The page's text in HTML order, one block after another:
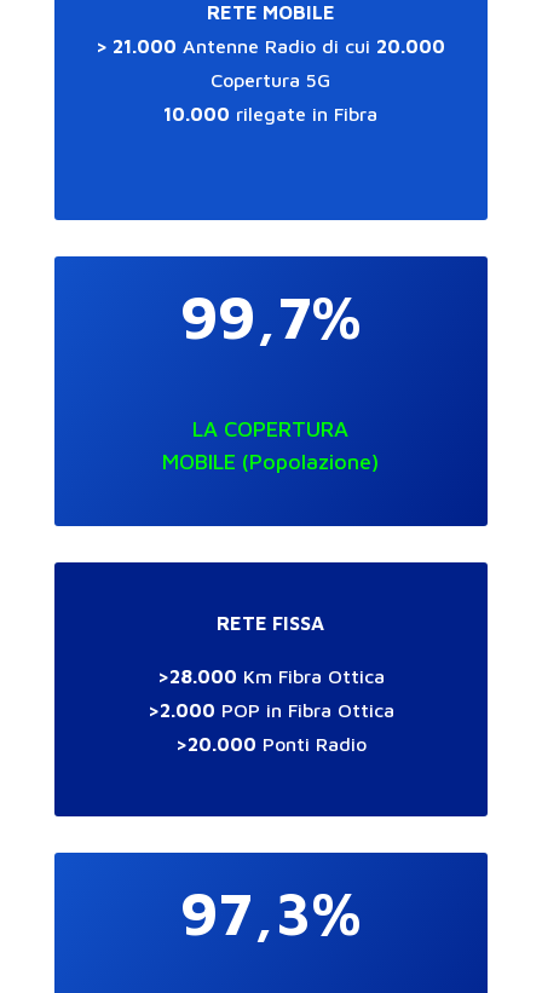
RETE MOBILE
> 21.000 Antenne Radio di cui 20.000
Copertura 5G
10.000 rilegate in Fibra
99,7%
LA COPERTURA
MOBILE (Popolazione)
RETE FISSA
>28.000 Km Fibra Ottica
>2.000 POP in Fibra Ottica
>20.000 Ponti Radio
97,3%